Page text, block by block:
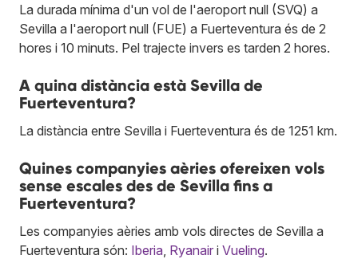
La durada mínima d'un vol de l'aeroport null (SVQ) a
Sevilla a l'aeroport null (FUE) a Fuerteventura és de 2
hores i 10 minuts. Pel trajecte invers es tarden 2 hores.
A quina distància està Sevilla de
Fuerteventura?
La distància entre Sevilla i Fuerteventura és de 1251 km.
Quines companyies aèries ofereixen vols
sense escales des de Sevilla fins a
Fuerteventura?
Les companyies aèries amb vols directes de Sevilla a
Fuerteventura són: Iberia Ryanair i Vueling.